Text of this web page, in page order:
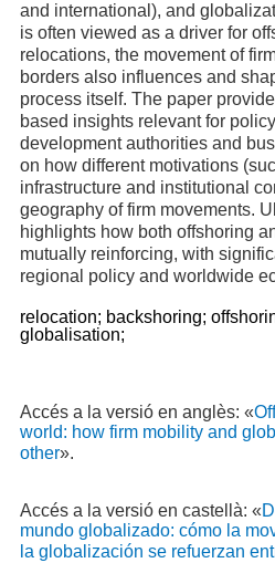
and international), and
is often viewed as a driver for
relocations, the movement of
borders also influences and
process itself. The paper
based insights relevant for
development authorities and
on how different motivations
infrastructure and institutional
geography of firm movements.
highlights how both offshoring
mutually reinforcing, with
regional policy and worldwide
relocation; backshoring;
globalisation;
Accés a la versió en anglès: «
world: how firm mobility and
other».
Accés a la versió en castellà: «
mundo globalizado: cómo la
la globalización se refuerzan